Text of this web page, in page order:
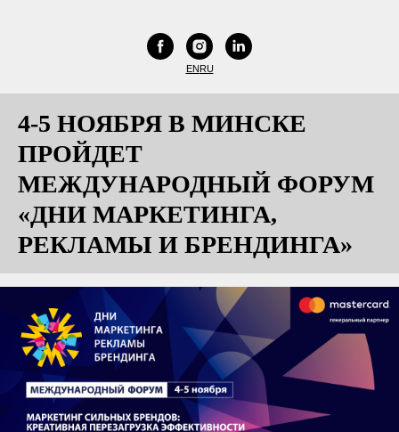
ENRU
4-5 НОЯБРЯ В МИНСКЕ
ПРОЙДЕТ
МЕЖДУНАРОДНЫЙ ФОРУМ
«ДНИ МАРКЕТИНГА,
РЕКЛАМЫ И БРЕНДИНГА»